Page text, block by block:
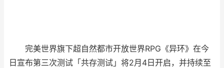
完美世界旗下超自然都市开放世界RPG《异环》在今
日宣布第三次测试「共存测试」将2月4日开启，并持续至